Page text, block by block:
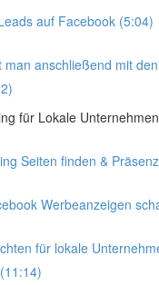
auf Facebook (5:04)
man anschließend mit
für Lokale Unternehmen
Seiten finden &
Werbeanzeigen
für lokale